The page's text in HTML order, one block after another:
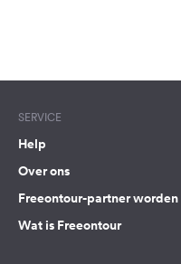
SERVICE
Help
Over ons
Freeontour-partner worden
Wat is Freeontour